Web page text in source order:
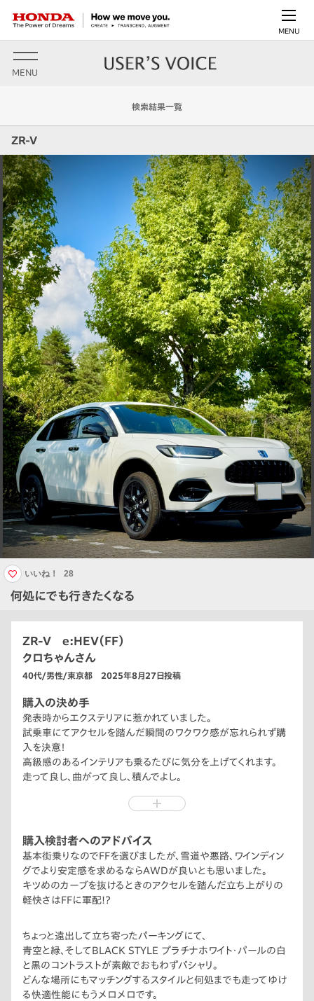
MENU
MENU
検索結果一覧
ZR-V
何処にでも行きたくなる
いいね！ 28
ZR-V e:HEV（FF）
クロちゃんさん
40代/男性/東京都 2025年8月27日投稿
購入の決め手
発表時からエクステリアに惹かれていました。
試乗車にてアクセルを踏んだ瞬間のワクワク感が忘れられず購
入を決意！
高級感のあるインテリアも乗るたびに気分を上げてくれます。
走って良し、曲がって良し、積んでよし。
購入検討者へのアドバイス
基本街乗りなのでFFを選びましたが、雪道や悪路、ワインディン
グでより安定感を求めるならAWDが良いとも思いました。
キツめのカーブを抜けるときのアクセルを踏んだ立ち上がりの
軽快さはFFに軍配!?
ちょっと遠出して立ち寄ったパーキングにて、
青空と緑、そしてBLACK STYLE プラチナホワイト・パールの白
と黒のコントラストが素敵でおもわずパシャリ。
どんな場所にもマッチングするスタイルと何処までも走ってゆけ
る快適性能にもうメロメロです。